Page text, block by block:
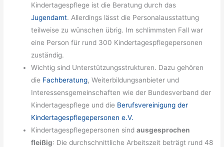
Kindertagespflege ist die Beratung durch das
Jugendamt. Allerdings lässt die Personalausstattung
teilweise zu wünschen übrig. Im schlimmsten Fall war
eine Person für rund 300 Kindertagespflegepersonen
zuständig.
Wichtig sind Unterstützungsstrukturen. Dazu gehören
die Fachberatung, Weiterbildungsanbieter und
Interessensgemeinschaften wie der Bundesverband der
Kindertagespflege und die Berufsvereinigung der
Kindertagespflegepersonen e.V.
Kindertagespflegepersonen sindausgesprochen
fleißig: Die durchschnittliche Arbeitszeit beträgt rund 48